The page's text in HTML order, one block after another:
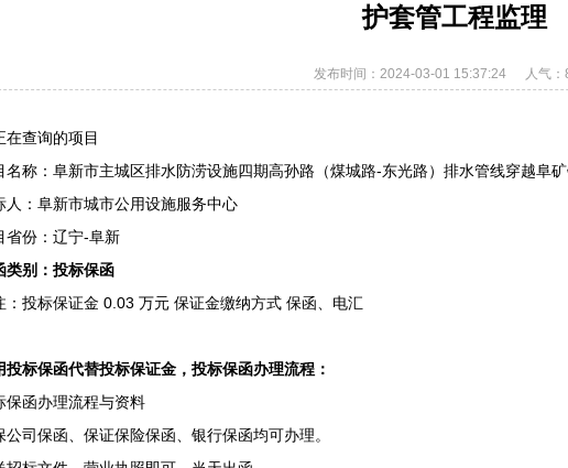
护套管工程监理
发布时间：2024-03-01 15:37:24 人气
在查询的项目
名称：阜新市主城区排水防涝设施四期高孙路（煤城路-东光路）排水管线穿越阜
人：阜新市城市公用设施服务中心
省份：辽宁-阜新
类别：投标保函
：投标保证金 0.03 万元 保证金缴纳方式 保函、电汇
投标保函代替投标保证金，投标保函办理流程：
保函办理流程与资料
公司保函、保证保险保函、银行保函均可办理。